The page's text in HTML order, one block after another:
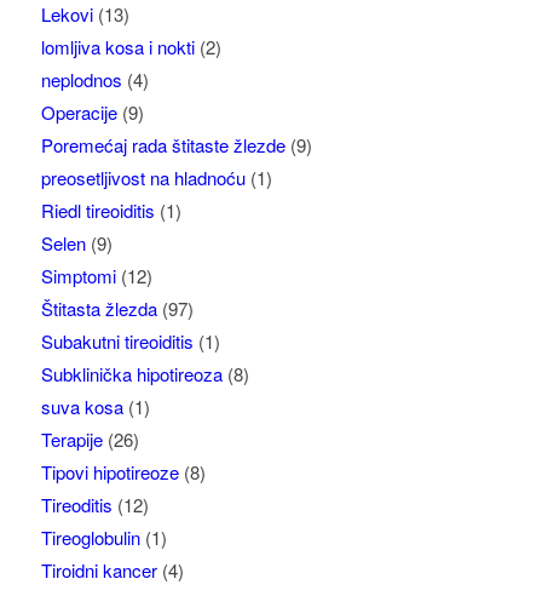
Lekovi(13)
lomljiva kosa i nokti(2)
neplodnos (4)
Operacije(9)
Poremećaj rada štitaste žlezde(9)
preosetljivost na hladnoću(1)
Riedl tireoiditis (1)
Selen(9)
Simptomi(12)
Štitasta žlezda(97)
Subakutni tireoiditis (1)
Subklinička hipotireoza(8)
suva kosa(1)
Terapije(26)
Tipovi hipotireoze(8)
Tireoditis (12)
Tireoglobulin(1)
Tiroidni kancer(4)